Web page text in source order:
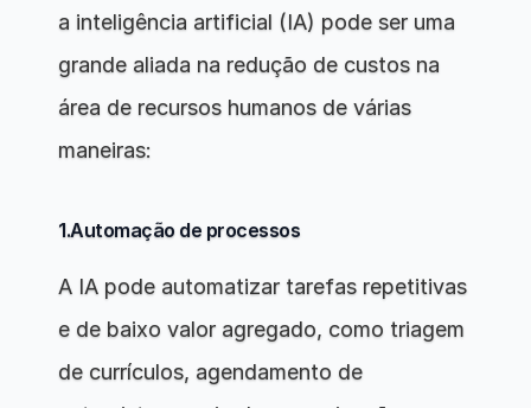
a inteligência artificial (IA) pode ser uma
grande aliada na redução de custos na
área de recursos humanos de várias
maneiras:
1.Automação de processos
A IA pode automatizar tarefas repetitivas
e de baixo valor agregado, como triagem
de currículos, agendamento de